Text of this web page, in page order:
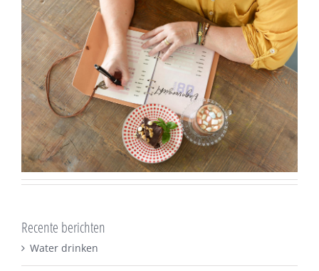
Recente berichten
Water drinken